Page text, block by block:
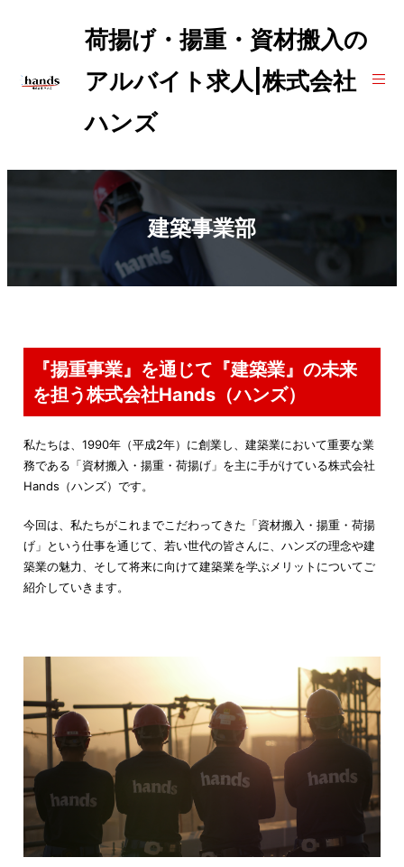
荷揚げ・揚重・資材搬入の
アルバイト求人|株式会社
ハンズ
建築事業部
『揚重事業』を通じて『建築業』の未来
を担う株式会社Hands（ハンズ）
私たちは、1990年（平成2年）に創業し、建築業において重要な業
務である「資材搬入・揚重・荷揚げ」を主に手がけている株式会社
Hands（ハンズ）です。
今回は、私たちがこれまでこだわってきた「資材搬入・揚重・荷揚
げ」という仕事を通じて、若い世代の皆さんに、ハンズの理念や建
築業の魅力、そして将来に向けて建築業を学ぶメリットについてご
紹介していきます。